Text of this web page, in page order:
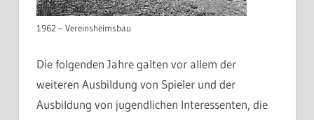
1962 – Vereinsheimsbau
Die folgenden Jahre galten vor allem der
weiteren Ausbildung von Spieler und der
Ausbildung von jugendlichen Interessenten, die